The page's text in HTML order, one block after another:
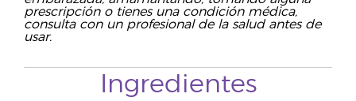
prescripción o tienes una condición médica,
consulta con un profesional de la salud antes de
usar.
Ingredientes